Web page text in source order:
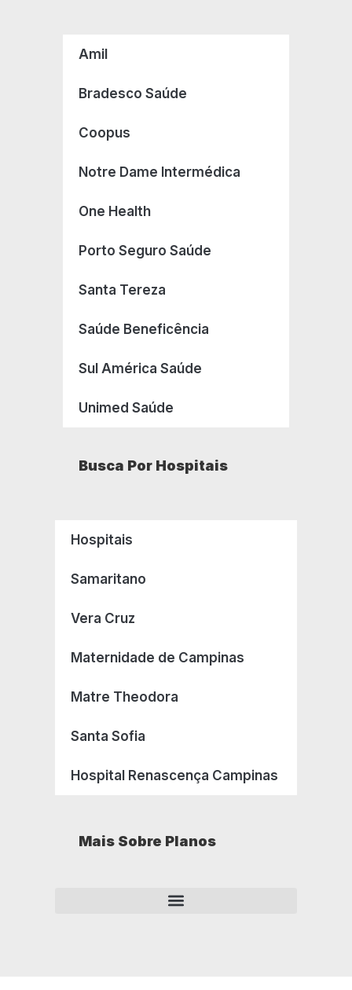
Amil
Bradesco Saúde
Coopus
Notre Dame Intermédica
One Health
Porto Seguro Saúde
Santa Tereza
Saúde Beneficência
Sul América Saúde
Unimed Saúde
Busca Por Hospitais
Hospitais
Samaritano
Vera Cruz
Maternidade de Campinas
Matre Theodora
Santa Sofia
Hospital Renascença Campinas
Mais Sobre Planos